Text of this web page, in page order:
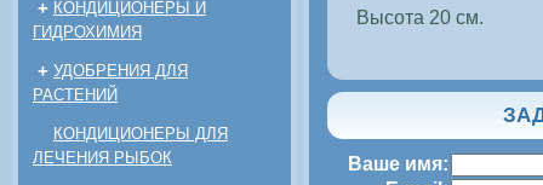
+ КОНДИЦИОНЕРЫ И
ГИДРОХИМИЯ
+ УДОБРЕНИЯ ДЛЯ
РАСТЕНИЙ
КОНДИЦИОНЕРЫ ДЛЯ
ЛЕЧЕНИЯ РЫБОК
Высота 20 см.
Ваше имя: